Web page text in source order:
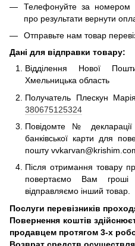
Телефонуйте за номером
про результати вернути
Отправьте нам товар
Дані для відправки товару:
Відділення Нової
Хмельницька область
Получатель Плескун
380675125324
Повідомте №
банківської карти для
пошту
Після отримання товару
повертаємо Вам гроші
відправляємо інший товар.
Послуги перевізників
Повернення коштів
продавцем протягом 3-х